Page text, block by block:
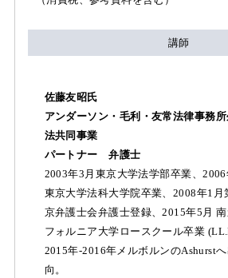
講師
佐藤友昭氏
アンダーソン・毛利・友常法律事務所
法共同事業
パートナー 弁護士
2003年3月東京大学法学部卒業、2006
東京大学法科大学院卒業、2008年1月
京弁護士会弁護士登録、2015年5月 南
フォルニア大学ロースクール卒業
2015年-2016年メルボルンのAshurstへ
向。